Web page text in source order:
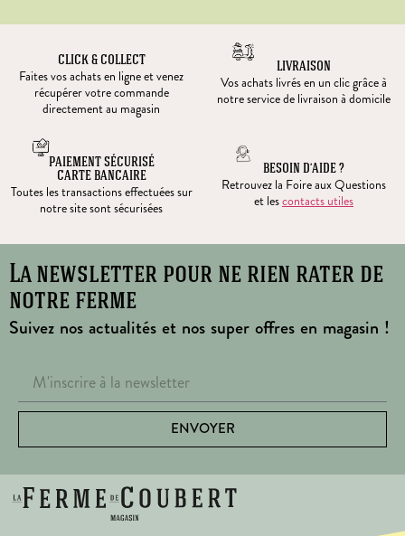
CLICK & COLLECT
Faites vos achats en ligne et venez
récupérer votre commande
directement au magasin
LIVRAISON
Vos achats livrés en un clic grâce à
notre service de livraison à domicile
PAIEMENT SÉCURISÉ
CARTE BANCAIRE
Toutes les transactions effectuées sur
notre site sont sécurisées
BESOIN D’AIDE ?
Retrouvez la Foire aux Questions
et lescontacts utiles
La newsletter pour ne rien rater de
notre ferme
Suivez nos actualités et nos super offres en magasin !
ENVOYER